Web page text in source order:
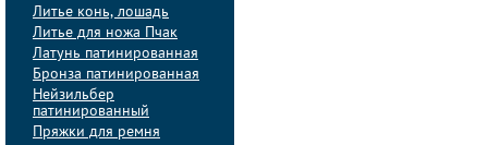
Литье конь, лошадь
Литье для ножа Пчак
Латунь патинированная
Бронза патинированная
Нейзильбер
патинированный
Пряжки для ремня